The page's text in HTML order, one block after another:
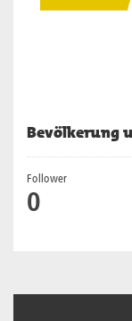
Bevölkerung
Follower
0